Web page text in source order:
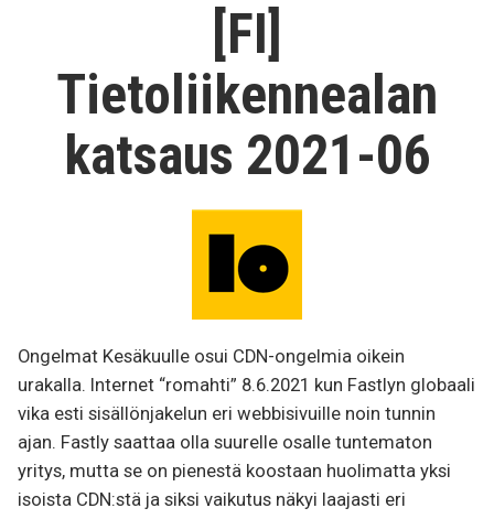
[FI]
Tietoliikennealan
katsaus 2021-06
Ongelmat Kesäkuulle osui CDN-ongelmia oikein
urakalla. Internet “romahti” 8.6.2021 kun Fastlyn globaali
vika esti sisällönjakelun eri webbisivuille noin tunnin
ajan. Fastly saattaa olla suurelle osalle tuntematon
yritys, mutta se on pienestä koostaan huolimatta yksi
isoista CDN:stä ja siksi vaikutus näkyi laajasti eri